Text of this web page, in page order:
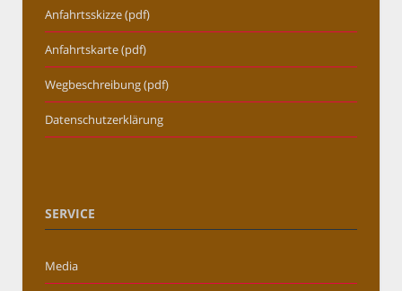
Anfahrtsskizze (pdf)
Anfahrtskarte (pdf)
Wegbeschreibung (pdf)
Datenschutzerklärung
SERVICE
Media